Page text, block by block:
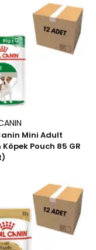
Mini Adult
Pouch 85 GR